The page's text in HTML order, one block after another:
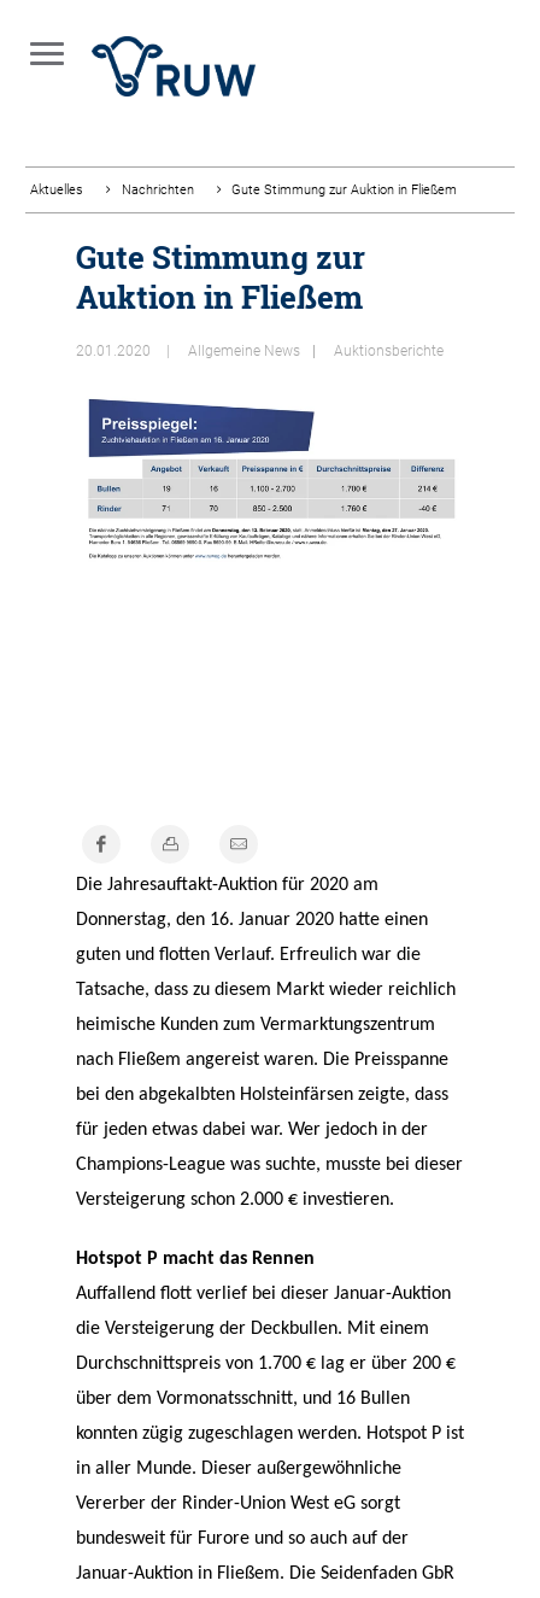
Aktuelles Nachrichten Gute Stimmung zur Auktion in Fließem
Gute Stimmung zur
Auktion in Fließem
20.01.2020 Allgemeine News Auktionsberichte
Die Jahresauftakt-Auktion für 2020 am
Donnerstag, den 16. Januar 2020 hatte einen
guten und flotten Verlauf. Erfreulich war die
Tatsache, dass zu diesem Markt wieder reichlich
heimische Kunden zum Vermarktungszentrum
nach Fließem angereist waren. Die Preisspanne
bei den abgekalbten Holsteinfärsen zeigte, dass
für jeden etwas dabei war. Wer jedoch in der
Champions-League was suchte, musste bei dieser
Versteigerung schon 2.000 € investieren.
Hotspot P macht das Rennen
Auffallend flott verlief bei dieser Januar-Auktion
die Versteigerung der Deckbullen. Mit einem
Durchschnittspreis von 1.700 € lag er über 200 €
über dem Vormonatsschnitt, und 16 Bullen
konnten zügig zugeschlagen werden. Hotspot P ist
in aller Munde. Dieser außergewöhnliche
Vererber der Rinder-Union West eG sorgt
bundesweit für Furore und so auch auf der
Januar-Auktion in Fließem. Die Seidenfaden GbR